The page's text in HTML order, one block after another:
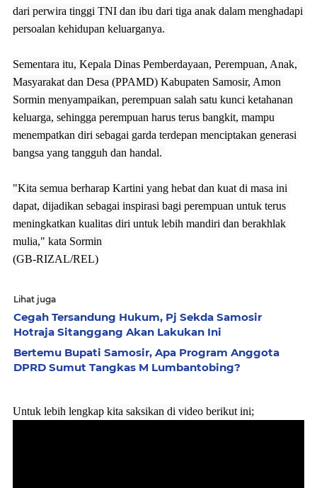
dari perwira tinggi TNI dan ibu dari tiga anak dalam menghadapi
persoalan kehidupan keluarganya.
Sementara itu, Kepala Dinas Pemberdayaan, Perempuan, Anak,
Masyarakat dan Desa (PPAMD) Kabupaten Samosir, Amon
Sormin menyampaikan, perempuan salah satu kunci ketahanan
keluarga, sehingga perempuan harus terus bangkit, mampu
menempatkan diri sebagai garda terdepan menciptakan generasi
bangsa yang tangguh dan handal.
"Kita semua berharap Kartini yang hebat dan kuat di masa ini
dapat, dijadikan sebagai inspirasi bagi perempuan untuk terus
meningkatkan kualitas diri untuk lebih mandiri dan berakhlak
mulia," kata Sormin
(GB-RIZAL/REL)
Lihat juga
Cegah Tersandung Hukum, Pj Sekda Samosir
Hotraja Sitanggang Akan Lakukan Ini
Bertemu Bupati Samosir, Apa Program Anggota
DPRD Sumut Tangkas M Lumbantobing?
Untuk lebih lengkap kita saksikan di video berikut ini;